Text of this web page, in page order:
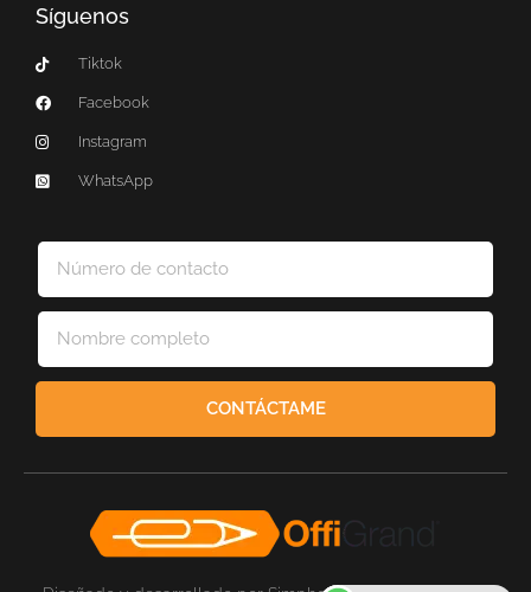
Síguenos
Tiktok
Facebook
Instagram
WhatsApp
CONTÁCTAME